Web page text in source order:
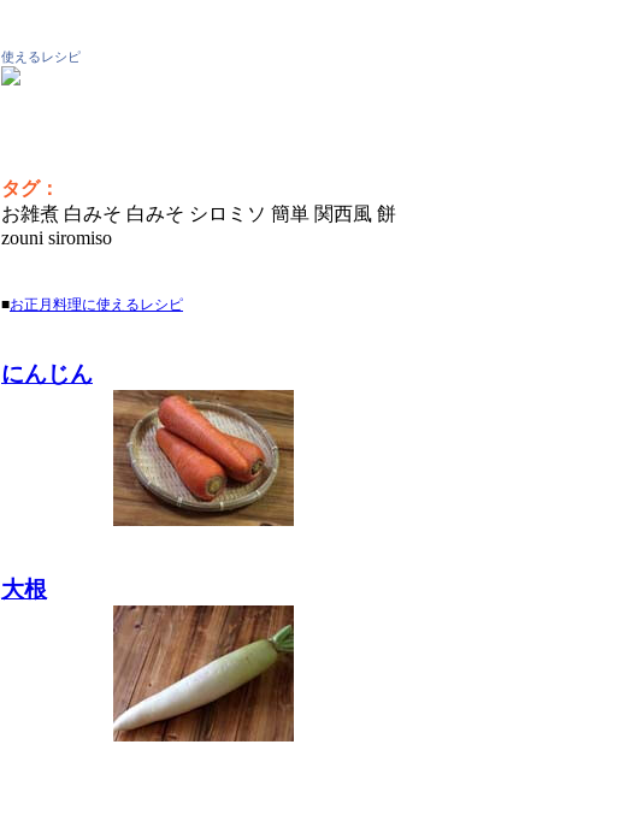
使えるレシピ
タグ：
お雑煮 白みそ 白みそ シロミソ 簡単 関西風 餅
zouni siromiso
■お正月料理に使えるレシピ
にんじん
大根